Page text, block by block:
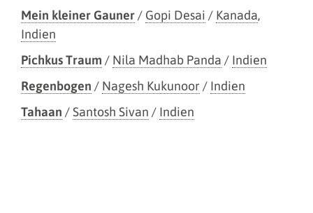
Mein kleiner Gauner/ Gopi Desai / Kanada,
Indien
Pichkus Traum / Nila Madhab Panda / Indien
Regenbogen / Nagesh Kukunoor / Indien
Tahaan /Santosh Sivan / Indien